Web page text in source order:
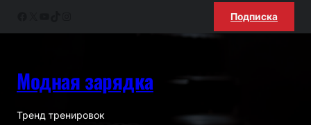
Подписка
Модная зарядка
Тренд тренировок